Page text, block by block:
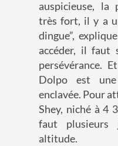
auspicieuse, la
très fort, il y a
dingue”, explique
accéder, il faut
persévérance.
Dolpo est une
enclavée. Pour
Shey, niché à 4
faut plusieurs
altitude.